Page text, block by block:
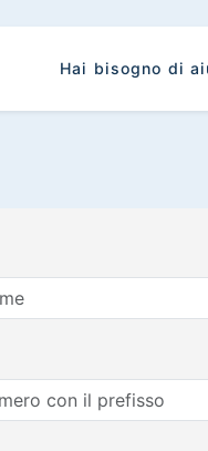
Hai bisogno di